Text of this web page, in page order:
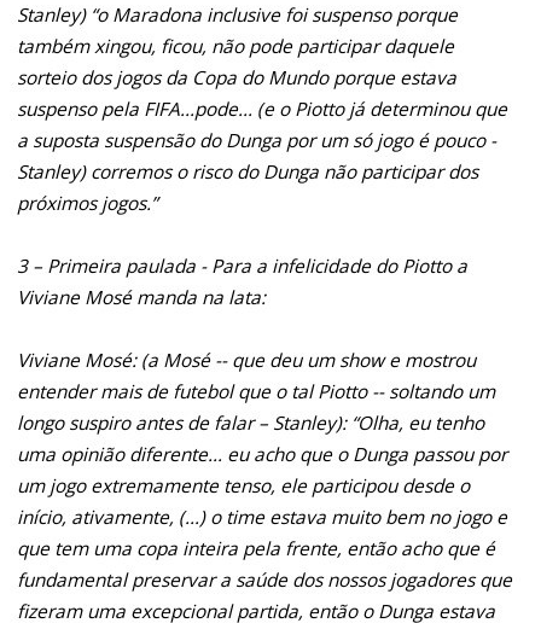
Stanley) “o Maradona inclusive foi suspenso porque
também xingou, ficou, não pode participar daquele
sorteio dos jogos da Copa do Mundo porque estava
suspenso pela FIFA...pode... (e o Piotto já determinou que
a suposta suspensão do Dunga por um só jogo é pouco -
Stanley) corremos o risco do Dunga não participar dos
próximos jogos.”
3 – Primeira paulada - Para a infelicidade do Piotto a
Viviane Mosé manda na lata:
Viviane Mosé: (a Mosé -- que deu um show e mostrou
entender mais de futebol que o tal Piotto -- soltando um
longo suspiro antes de falar – Stanley): “Olha, eu tenho
uma opinião diferente... eu acho que o Dunga passou por
um jogo extremamente tenso, ele participou desde o
início, ativamente, (...) o time estava muito bem no jogo e
que tem uma copa inteira pela frente, então acho que é
fundamental preservar a saúde dos nossos jogadores que
fizeram uma excepcional partida, então o Dunga estava